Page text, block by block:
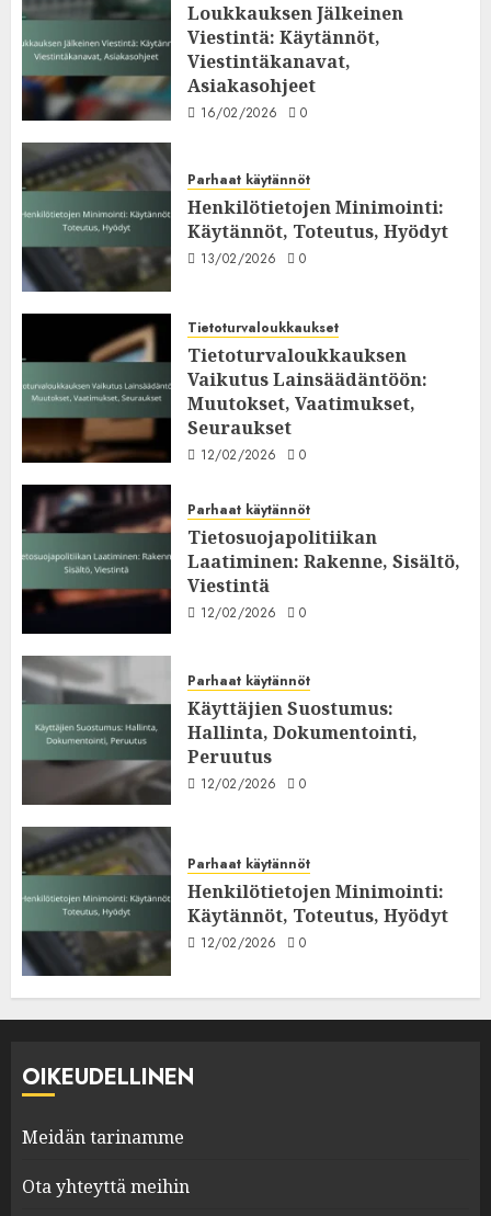
Loukkauksen Jälkeinen
Viestintä: Käytännöt,
Viestintäkanavat,
Asiakasohjeet
16/02/2026 0
Parhaat käytännöt
Henkilötietojen Minimointi:
Käytännöt, Toteutus, Hyödyt
13/02/2026 0
Tietoturvaloukkaukset
Tietoturvaloukkauksen
Vaikutus Lainsäädäntöön:
Muutokset, Vaatimukset,
Seuraukset
12/02/2026 0
Parhaat käytännöt
Tietosuojapolitiikan
Laatiminen: Rakenne, Sisältö,
Viestintä
12/02/2026 0
Parhaat käytännöt
Käyttäjien Suostumus:
Hallinta, Dokumentointi,
Peruutus
12/02/2026 0
Parhaat käytännöt
Henkilötietojen Minimointi:
Käytännöt, Toteutus, Hyödyt
12/02/2026 0
OIKEUDELLINEN
Meidän tarinamme
Ota yhteyttä meihin